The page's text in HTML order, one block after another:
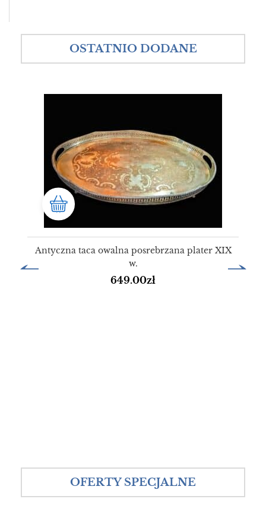
OSTATNIO DODANE
Antyczna taca owalna posrebrzana plater XIX
w.
649.00zł
OFERTY SPECJALNE